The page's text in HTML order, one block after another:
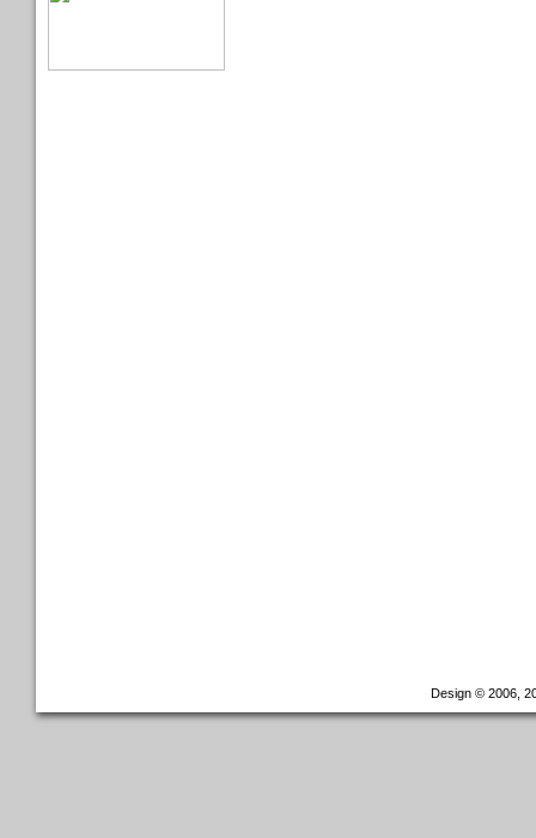
Design © 2006,